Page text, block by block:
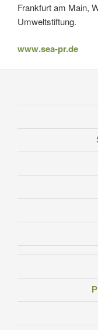
Frankfurt am Main,
Umweltstiftung.
www.sea-pr.de